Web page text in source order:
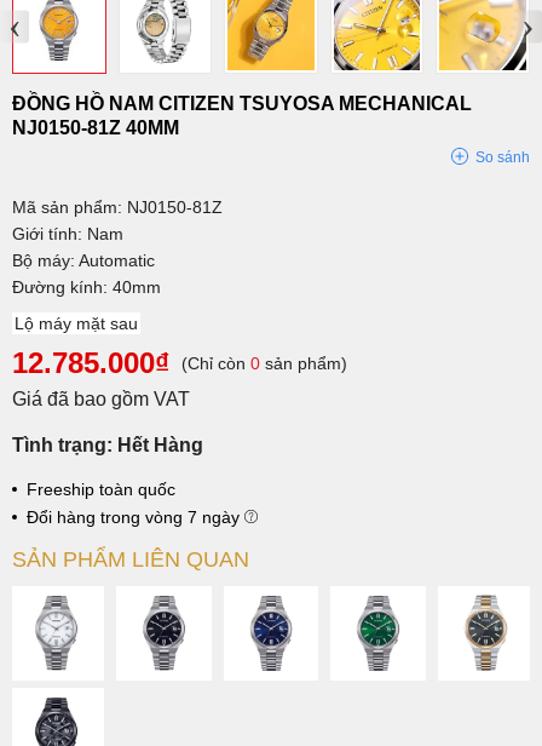
‹ ›
ĐỒNG HỒ NAM CITIZEN TSUYOSA MECHANICAL
NJ0150-81Z 40MM
So sánh
Mã sản phẩm: NJ0150-81Z
Giới tính: Nam
Bộ máy: Automatic
Đường kính: 40mm
Lộ máy mặt sau
12.785.000₫ (Chỉ còn 0 sản phẩm)
Giá đã bao gồm VAT
Tình trạng: Hết Hàng
Freeship toàn quốc
Đổi hàng trong vòng 7 ngày
SẢN PHẨM LIÊN QUAN